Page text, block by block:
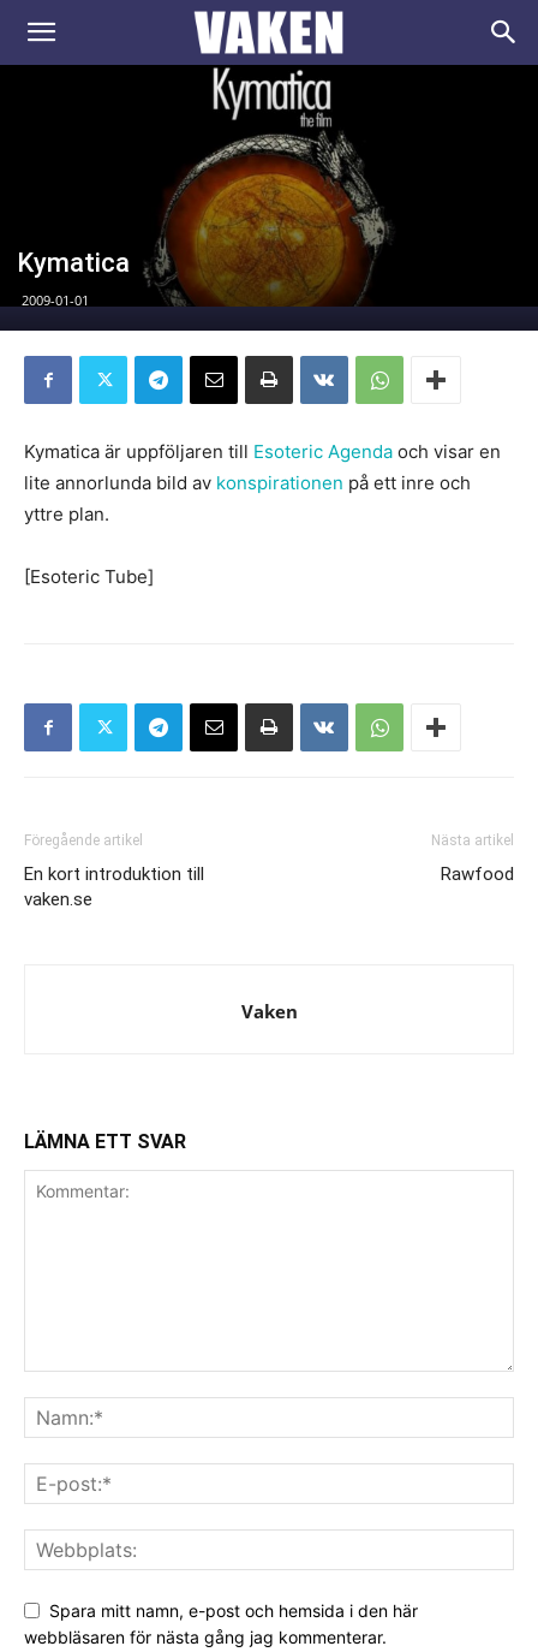
VAKEN.se
Kymatica
2009-01-01
Kymatica är uppföljaren till Esoteric Agenda och visar en
lite annorlunda bild av konspirationen på ett inre och
yttre plan.
[Esoteric Tube]
Föregående artikel
En kort introduktion till
vaken.se
Nästa artikel
Rawfood
Vaken
LÄMNA ETT SVAR
Spara mitt namn, e-post och hemsida i den här
webbläsaren för nästa gång jag kommenterar.